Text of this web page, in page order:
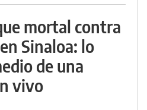
mortal contra
Sinaloa: lo
de una
vivo